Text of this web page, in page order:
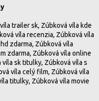
trailer sk, Zúbková víla kde
víla recenzia, Zúbková víla
zdarma, Zúbková víla
zdarma, Zúbková víla online
sk titulky, Zúbková víla s
víla celý film, Zúbková víla
titulky, Zúbková víla movie